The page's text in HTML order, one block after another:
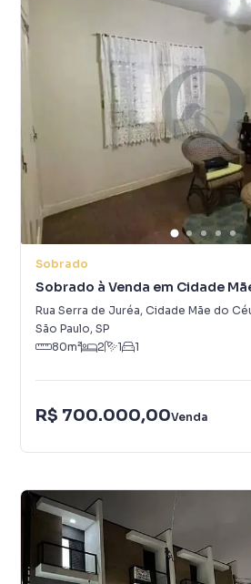
Sobrado
Sobrado à Venda em Cidade
Rua Serra de Juréa, Cidade Mãe do
São Paulo, SP
80m² 2 1 1
R$ 700.000,00Venda